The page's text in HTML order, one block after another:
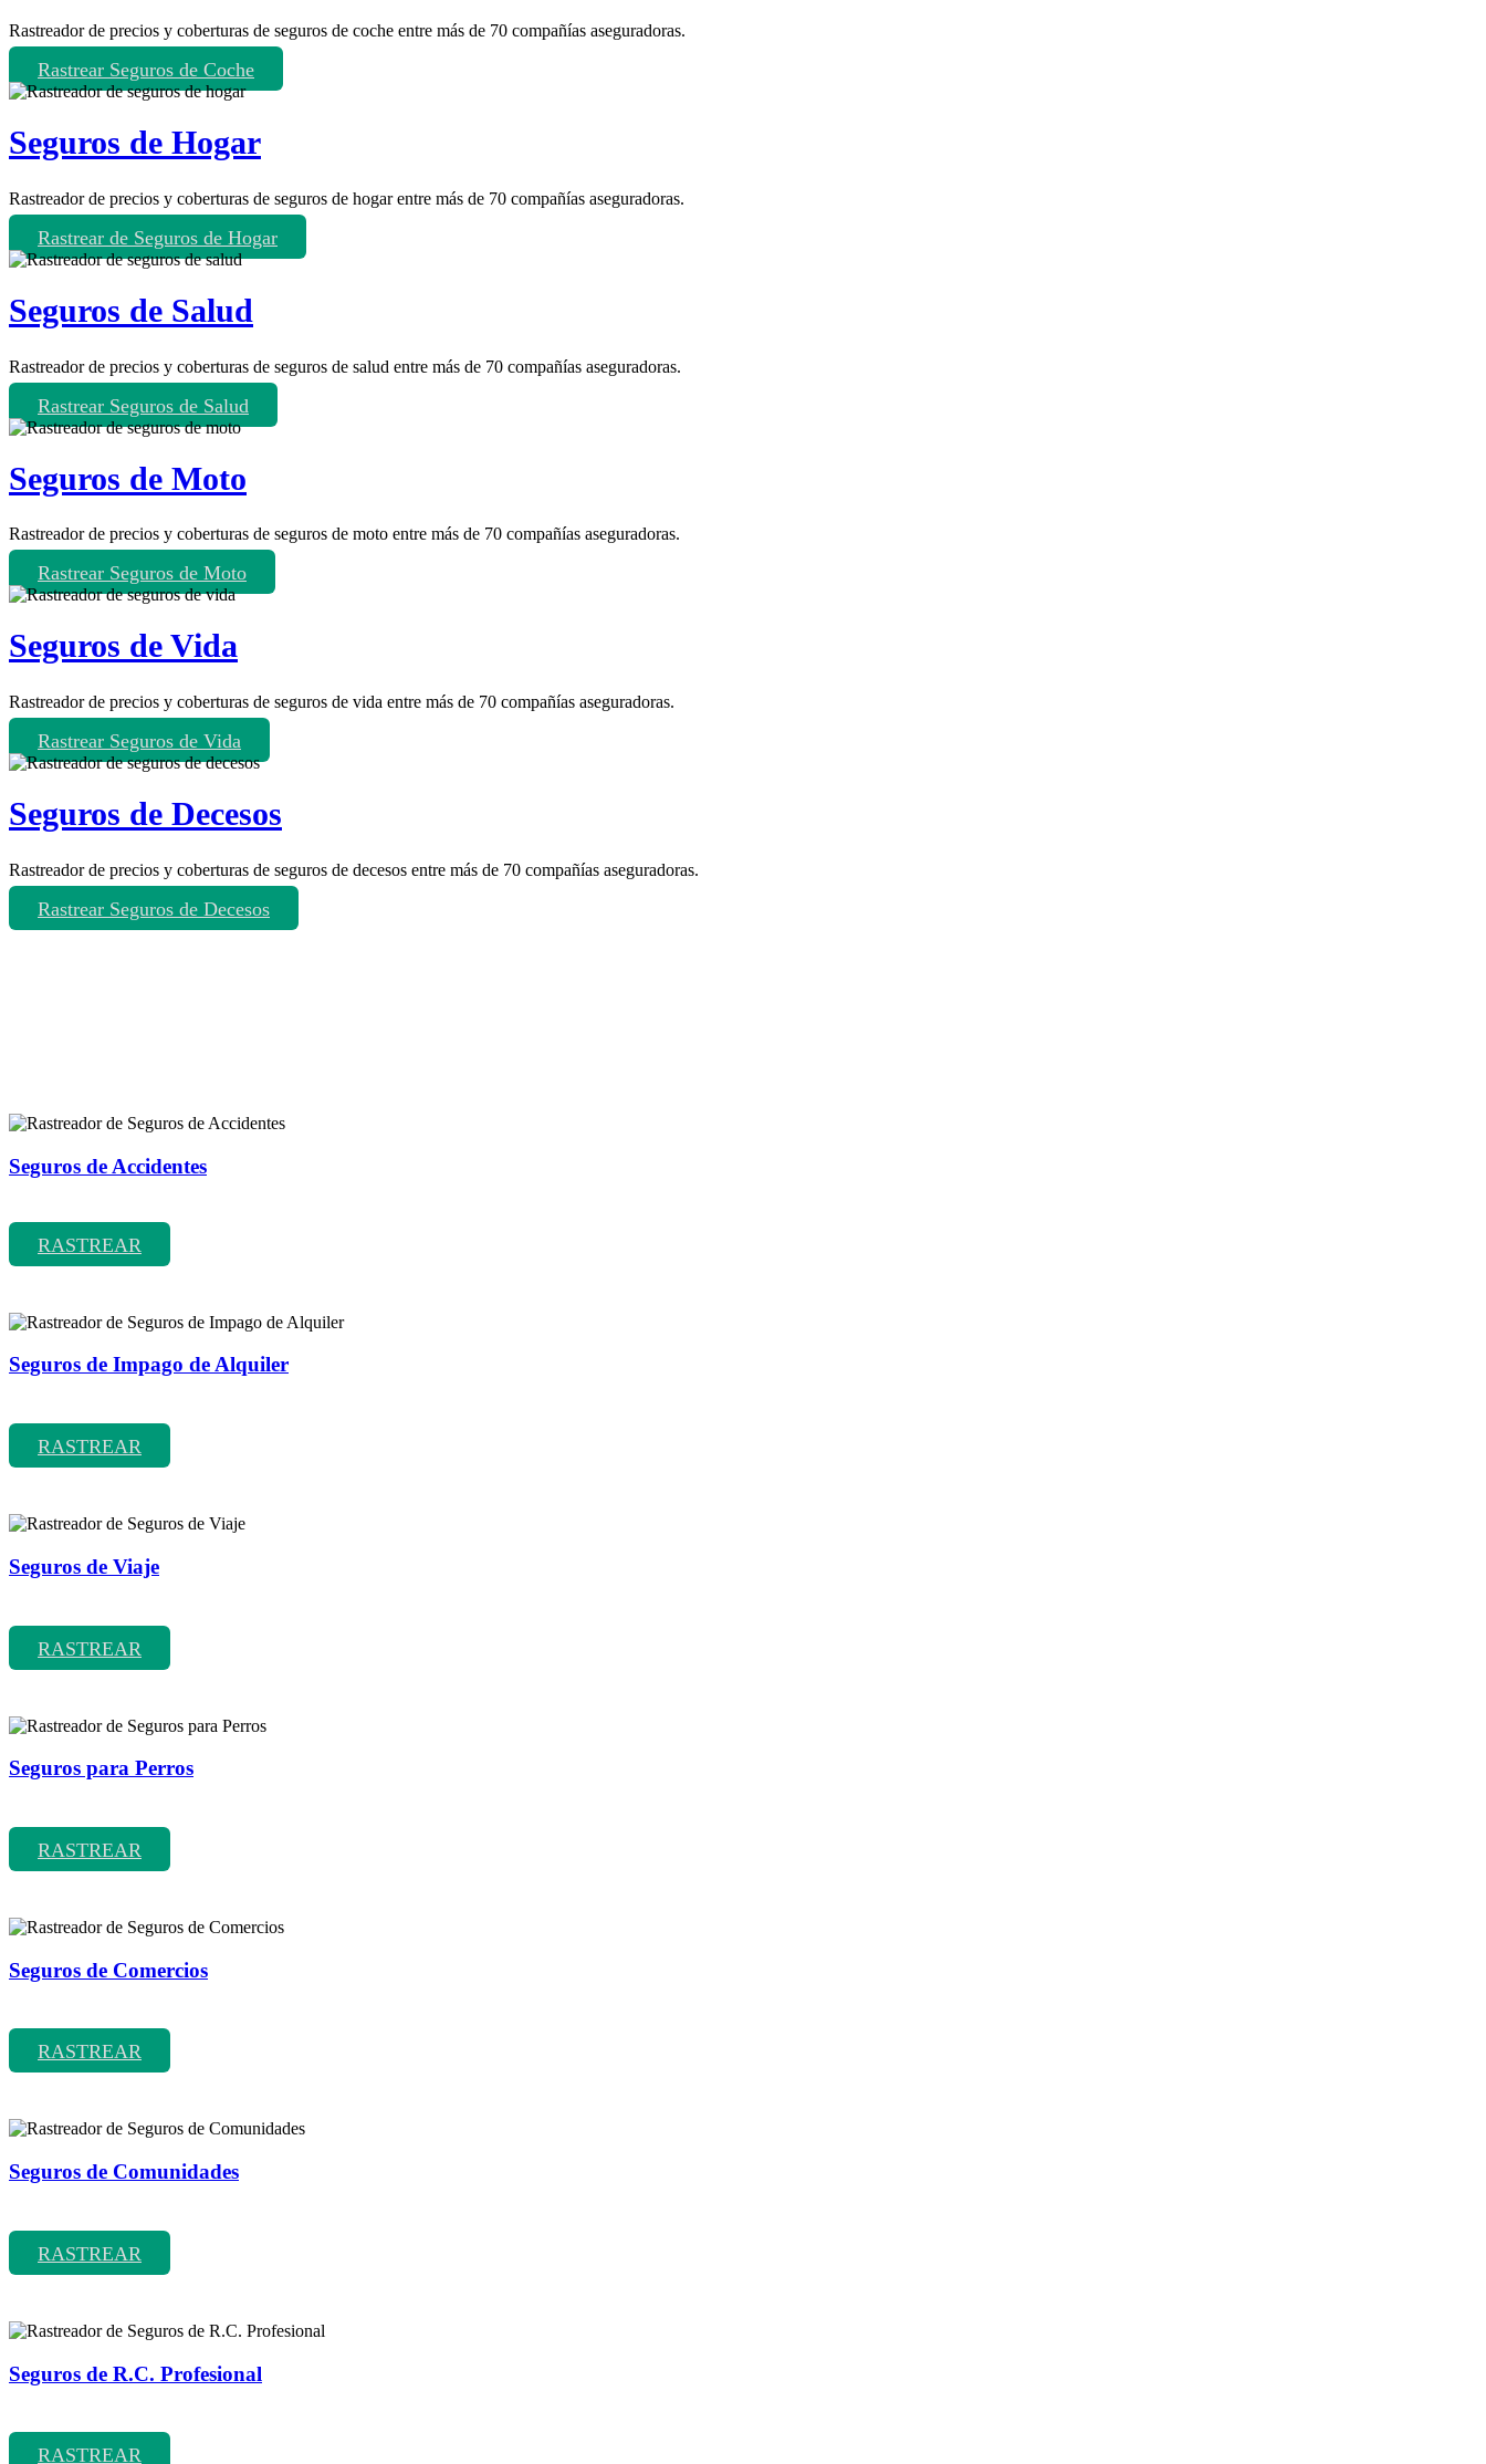
Rastreador de precios y coberturas de seguros de coche entre más de 70 compañías aseguradoras.
Rastrear Seguros de Coche
Seguros de Hogar
Rastreador de precios y coberturas de seguros de hogar entre más de 70 compañías aseguradoras.
Rastrear de Seguros de Hogar
Seguros de Salud
Rastreador de precios y coberturas de seguros de salud entre más de 70 compañías aseguradoras.
Rastrear Seguros de Salud
Seguros de Moto
Rastreador de precios y coberturas de seguros de moto entre más de 70 compañías aseguradoras.
Rastrear Seguros de Moto
Seguros de Vida
Rastreador de precios y coberturas de seguros de vida entre más de 70 compañías aseguradoras.
Rastrear Seguros de Vida
Seguros de Decesos
Rastreador de precios y coberturas de seguros de decesos entre más de 70 compañías aseguradoras.
Rastrear Seguros de Decesos
Seguros de Accidentes
RASTREAR
Seguros de Impago de Alquiler
RASTREAR
Seguros de Viaje
RASTREAR
Seguros para Perros
RASTREAR
Seguros de Comercios
RASTREAR
Seguros de Comunidades
RASTREAR
Seguros de R.C. Profesional
RASTREAR